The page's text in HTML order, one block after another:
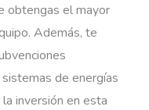
obtengas el mayor
Además, te
de energías
inversión en esta